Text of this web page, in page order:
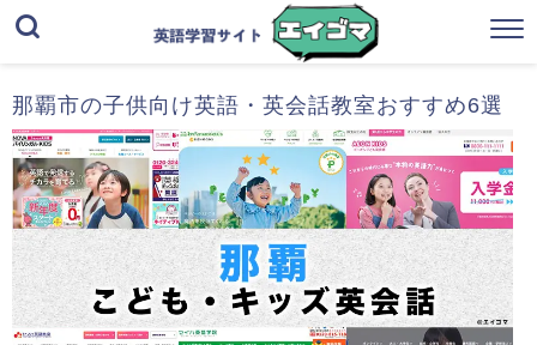
那覇市の子供向け英語・英会話教室おすすめ6選